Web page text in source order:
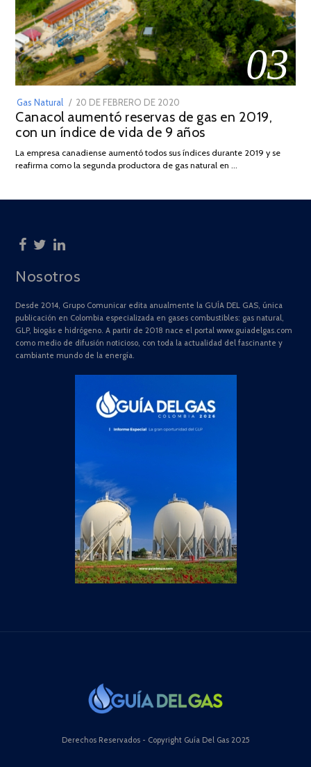
03
Gas Natural
POSTED
ON
20 DE FEBRERO DE 2020
DE
JULIO
2025
Canacol aumentó reservas de gas en 2019,
con un índice de vida de 9 años
La empresa canadiense aumentó todos sus índices durante 2019 y se
reafirma como la segunda productora de gas natural en …
Nosotros
Desde 2014, Grupo Comunicar edita anualmente la GUÍA DEL GAS, única
publicación en Colombia especializada en gases combustibles: gas natural,
GLP, biogás e hidrógeno. A partir de 2018 nace el portal www.guiadelgas.com
como medio de difusión noticioso, con toda la actualidad del fascinante y
cambiante mundo de la energía.
Derechos Reservados - Copyright Guía Del Gas 2025